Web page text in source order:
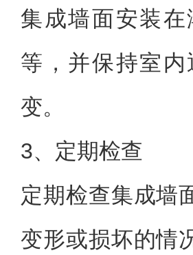
集成墙面安装
等，并保持室
变。
3、定期检查
定期检查集成墙
变形或损坏的情